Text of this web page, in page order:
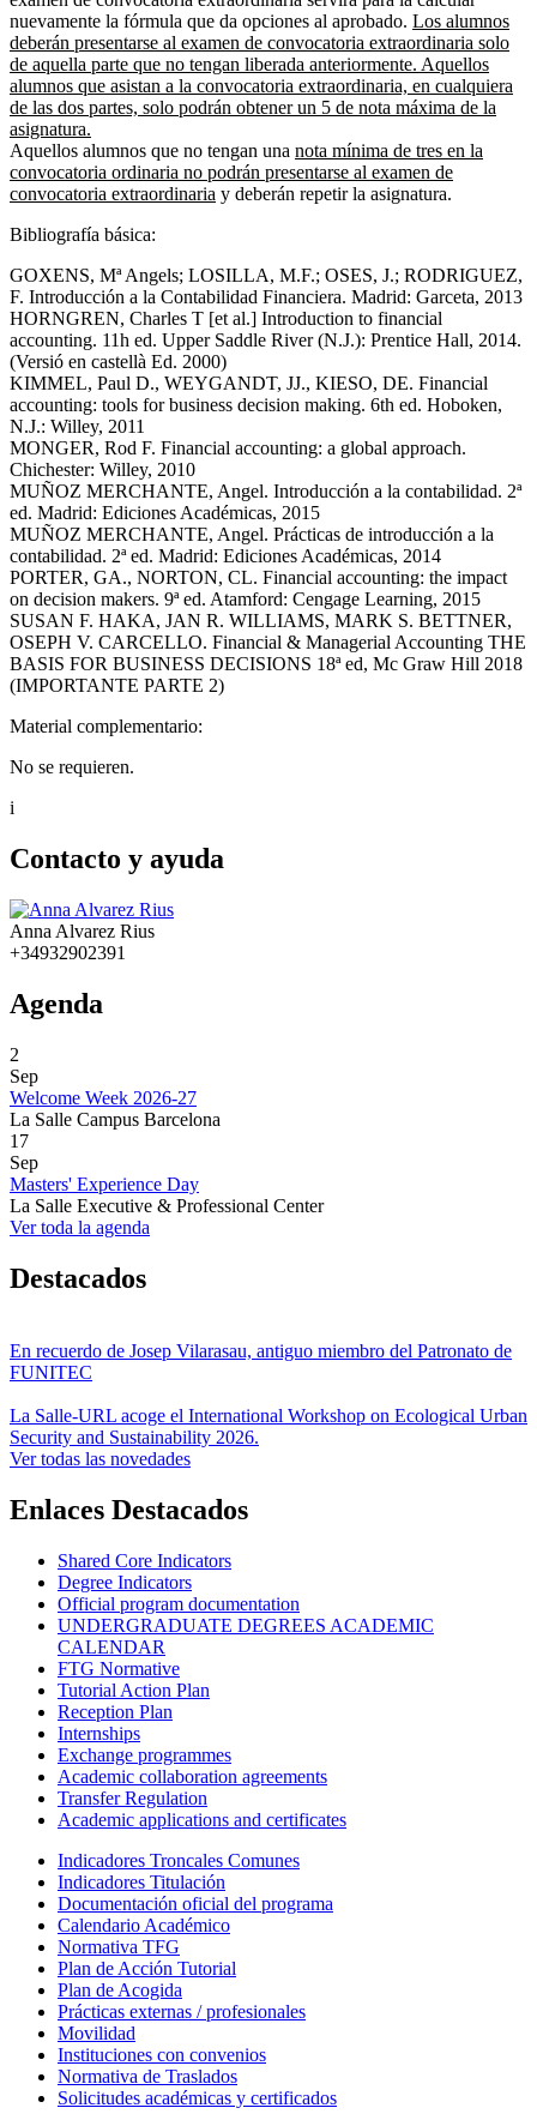
nuevamente la fórmula que da opciones al aprobado. Los alumnos
deberán presentarse al examen de convocatoria extraordinaria solo
de aquella parte que no tengan liberada anteriormente. Aquellos
alumnos que asistan a la convocatoria extraordinaria, en cualquiera
de las dos partes, solo podrán obtener un 5 de nota máxima de la
asignatura.
Aquellos alumnos que no tengan una nota mínima de tres en la
convocatoria ordinaria no podrán presentarse al examen de
convocatoria extraordinaria y deberán repetir la asignatura.
Bibliografía básica:
GOXENS, Mª Angels; LOSILLA, M.F.; OSES, J.; RODRIGUEZ,
F. Introducción a la Contabilidad Financiera. Madrid: Garceta, 2013
HORNGREN, Charles T [et al.] Introduction to financial
accounting. 11h ed. Upper Saddle River (N.J.): Prentice Hall, 2014.
(Versió en castellà Ed. 2000)
KIMMEL, Paul D., WEYGANDT, JJ., KIESO, DE. Financial
accounting: tools for business decision making. 6th ed. Hoboken,
N.J.: Willey, 2011
MONGER, Rod F. Financial accounting: a global approach.
Chichester: Willey, 2010
MUÑOZ MERCHANTE, Angel. Introducción a la contabilidad. 2ª
ed. Madrid: Ediciones Académicas, 2015
MUÑOZ MERCHANTE, Angel. Prácticas de introducción a la
contabilidad. 2ª ed. Madrid: Ediciones Académicas, 2014
PORTER, GA., NORTON, CL. Financial accounting: the impact
on decision makers. 9ª ed. Atamford: Cengage Learning, 2015
SUSAN F. HAKA, JAN R. WILLIAMS, MARK S. BETTNER,
OSEPH V. CARCELLO. Financial & Managerial Accounting THE
BASIS FOR BUSINESS DECISIONS 18ª ed, Mc Graw Hill 2018
(IMPORTANTE PARTE 2)
Material complementario:
No se requieren.
i
Contacto y ayuda
Anna Alvarez Rius
+34932902391
Agenda
2
Sep
Welcome Week 2026-27
La Salle Campus Barcelona
17
Sep
Masters' Experience Day
La Salle Executive & Professional Center
Ver toda la agenda
Destacados
En recuerdo de Josep Vilarasau, antiguo miembro del Patronato de
FUNITEC
La Salle-URL acoge el International Workshop on Ecological Urban
Security and Sustainability 2026.
Ver todas las novedades
Enlaces Destacados
Shared Core Indicators
Degree Indicators
Official program documentation
UNDERGRADUATE DEGREES ACADEMIC
CALENDAR
FTG Normative
Tutorial Action Plan
Reception Plan
Internships
Exchange programmes
Academic collaboration agreements
Transfer Regulation
Academic applications and certificates
Indicadores Troncales Comunes
Indicadores Titulación
Documentación oficial del programa
Calendario Académico
Normativa TFG
Plan de Acción Tutorial
Plan de Acogida
Prácticas externas / profesionales
Movilidad
Instituciones con convenios
Normativa de Traslados
Solicitudes académicas y certificados